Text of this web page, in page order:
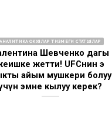
АНАЛИТИКА ОКУЯЛАР ТИЗМЕГИ СТАТЬЯЛАР
Шевченко дагы
жетти! UFCнин эң
айым мушкери болуу
эмне кылуу керек?